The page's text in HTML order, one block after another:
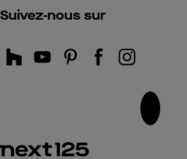
Suivez-nous sur